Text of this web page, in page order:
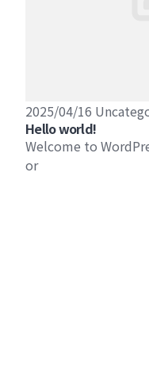
2025/04/16
Hello world!
Welcome to
or